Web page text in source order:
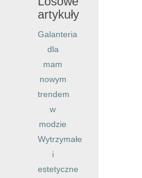
artykuły
Galanteria
dla
mam
nowym
trendem
w
modzie
Wytrzymałe
i
estetyczne